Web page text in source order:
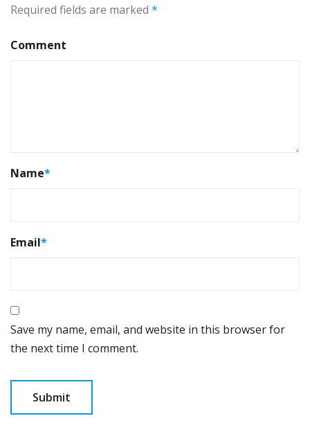
Required fields are marked *
Comment
Name*
Email*
Save my name, email, and website in this browser for
the next time I comment.